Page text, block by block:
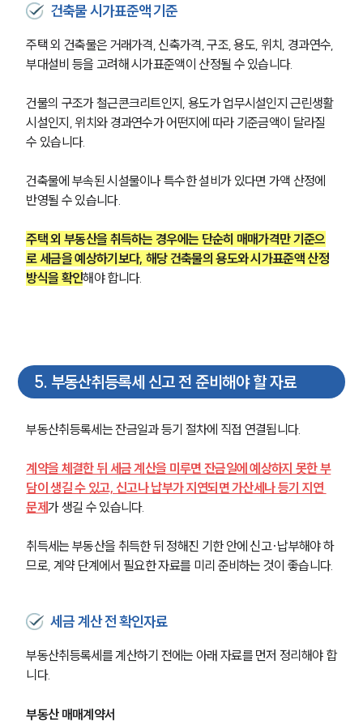
건축물 시가표준액 기준
주택 외 건축물은 거래가격, 신축가격, 구조, 용도, 위치, 경과연수,
부대설비 등을 고려해 시가표준액이 산정될 수 있습니다.
건물의 구조가 철근콘크리트인지, 용도가 업무시설인지 근린생활
시설인지, 위치와 경과연수가 어떤지에 따라 기준금액이 달라질
수 있습니다.
건축물에 부속된 시설물이나 특수한 설비가 있다면 가액 산정에
반영될 수 있습니다.
주택 외 부동산을 취득하는 경우에는 단순히 매매가격만 기준으
로 세금을 예상하기보다, 해당 건축물의 용도와 시가표준액 산정
방식을 확인해야 합니다.
5. 부동산취등록세 신고 전 준비해야 할 자료
부동산취등록세는 잔금일과 등기 절차에 직접 연결됩니다.
계약을 체결한 뒤 세금 계산을 미루면 잔금일에 예상하지 못한 부
담이 생길 수 있고, 신고나 납부가 지연되면 가산세나 등기 지연
문제가 생길 수 있습니다.
취득세는 부동산을 취득한 뒤 정해진 기한 안에 신고·납부해야 하
므로, 계약 단계에서 필요한 자료를 미리 준비하는 것이 좋습니다.
세금 계산 전 확인자료
부동산취등록세를 계산하기 전에는 아래 자료를 먼저 정리해야 합
니다.
부동산 매매계약서